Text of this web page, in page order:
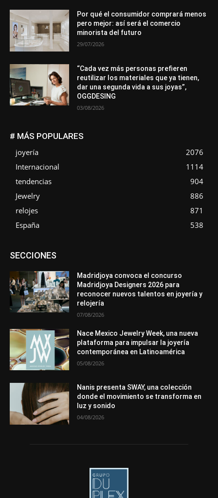
Por qué el consumidor comprará menos
pero mejor: así será el comercio
minorista del futuro
29/07/2026
“Cada vez más personas prefieren
reutilizar los materiales que ya tienen,
dar una segunda vida a sus joyas”,
OGGDESING
03/08/2026
# MÁS POPULARES
joyería
2076
Internacional
1114
tendencias
904
Jewelry
886
relojes
871
España
538
SECCIONESAsociaciones
Entrevistas
Mundo Técnico
Novedades Opiniones
Perspectiva
Premios
Secciones Sin categoría
Más
Madridjoya convoca el concurso
Madridjoya Designers 2026 para
reconocer nuevos talentos en joyería y
relojería
07/08/2026
Nace Mexico Jewelry Week, una nueva
plataforma para impulsar la joyería
contemporánea en Latinoamérica
05/08/2026
Nanis presenta SWAY, una colección
donde el movimiento se transforma en
luz y sonido
04/08/2026